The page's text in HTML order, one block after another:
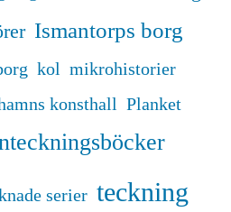
Ismantorps borg
kol mikrohistorier
konsthall Planket
serier teckning